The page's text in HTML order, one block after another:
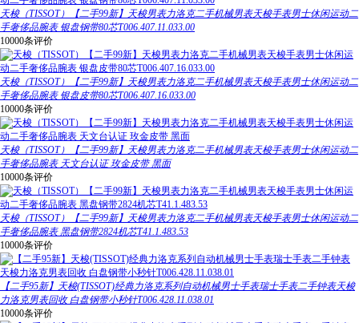
天梭（TISSOT）【二手99新】天梭男表力洛克二手机械男表天梭手表男士休闲运动二
手奢侈品腕表 银盘钢带80芯T006.407.11.033.00
10000条评价
天梭（TISSOT）【二手99新】天梭男表力洛克二手机械男表天梭手表男士休闲运动二
手奢侈品腕表 银盘皮带80芯T006.407.16.033.00
10000条评价
天梭（TISSOT）【二手99新】天梭男表力洛克二手机械男表天梭手表男士休闲运动二
手奢侈品腕表 天文台认证 玫金皮带 黑面
10000条评价
天梭（TISSOT）【二手99新】天梭男表力洛克二手机械男表天梭手表男士休闲运动二
手奢侈品腕表 黑盘钢带2824机芯T41.1.483.53
10000条评价
【二手95新】天梭(TISSOT)经典力洛克系列自动机械男士手表瑞士手表二手钟表天梭
力洛克男表回收 白盘钢带小秒针T006.428.11.038.01
10000条评价